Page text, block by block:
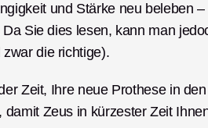
und Stärke neu beleben –
Sie dies lesen, kann man
die richtige).
Zeit, Ihre neue Prothese in den
Zeus in kürzester Zeit